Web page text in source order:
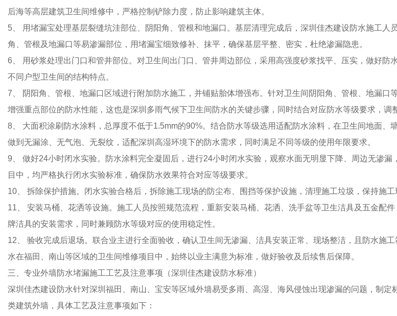
后海等高层建筑卫生间维修中，严格控制铲除力度，防止影响建筑主体。
5、 用堵漏宝处理基层裂缝坑洼部位、阴阳角、管根和地漏口。基层清理完成后，深圳佳杰建设防水施工
角、管根及地漏口等易渗漏部位，用堵漏宝细致修补、抹平，确保基层平整、密实，杜绝渗漏隐患。
6、 用砂浆处理出门口和管井部位。对卫生间出门口、管井周边部位，采用高强度砂浆找平、压实，做好
不同户型卫生间的结构特点。
7、 阴阳角、管根、地漏口区域进行附加防水施工，并铺贴胎体增强布。针对卫生间阴阳角、管根、地漏口
增强重点部位的防水性能，这也是深圳多雨气候下卫生间防水的关键步骤，同时结合对应防水等级要求，调
8、 大面积涂刷防水涂料，总厚度不低于1.5mm的90%。结合防水等级选用适配防水涂料，在卫生间地面
做到无漏涂、无气泡、无裂纹，适配深圳高湿环境下的防水需求，同时满足不同等级的使用年限要求。
9、 做好24小时闭水实验。防水涂料完全凝固后，进行24小时闭水实验，观察水面无明显下降、周边无渗
目中，均严格执行闭水实验标准，确保防水效果符合对应等级要求。
10、 拆除保护措施。闭水实验合格后，拆除施工现场的防尘布、围挡等保护设施，清理施工垃圾，保持施工
11、 安装马桶、花洒等设施。施工人员按照规范流程，重新安装马桶、花洒、洗手盆等卫生洁具及五金配
牌洁具的安装需求，同时兼顾防水等级对应的使用稳定性。
12、 验收完成后退场。联合业主进行全面验收，确认卫生间无渗漏、洁具安装正常、现场整洁，且防水施
水在福田、南山等区域的卫生间维修项目中，始终以业主满意为标准，做好验收及后续售后保障。
三、专业外墙防水堵漏施工工艺及注意事项（深圳佳杰建设防水标准）
深圳佳杰建设防水针对深圳福田、南山、宝安等区域外墙易受多雨、高湿、海风侵蚀出现渗漏的问题，制
类建筑外墙，具体工艺及注意事项如下：